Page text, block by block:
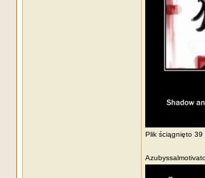
Plik ściągnięto 39